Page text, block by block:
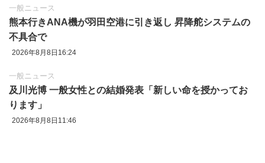
一般ニュース
熊本行きANA機が羽田空港に引き返し 昇降舵システムの
不具合で
2026年8月8日16:24
一般ニュース
及川光博 一般女性との結婚発表「新しい命を授かってお
ります」
2026年8月8日11:46